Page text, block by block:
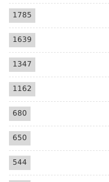
1785
1639
1347
1162
680
650
544